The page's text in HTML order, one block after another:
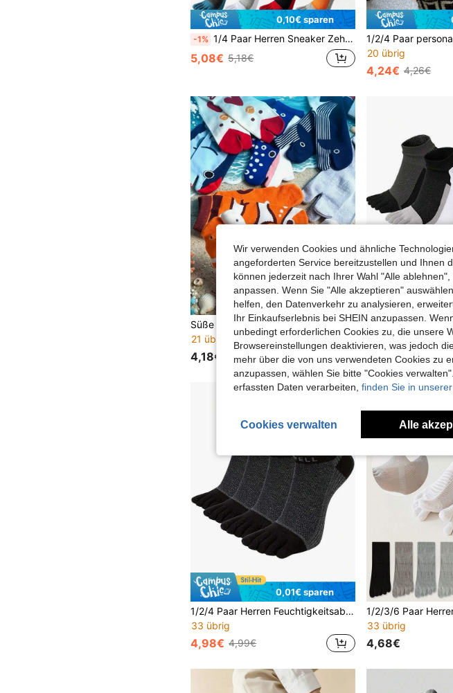
0,10€ sparen
-1% 1/4 Paar Herren Sneaker Zehensocken, unsichtbare Zehentrennungssocken für Sport, geeignet für Alltag oder Sport, Herbst
5,08€ 5,18€
20 übrig
4,24€ 4,26€
Süße Cartoon Ozean Tier Split-Zehen Tabi Socken (Weich & Atmungsaktiv, 2-Zehen Crew Socken, geeignet für Männer & Frauen), Lustiges Fisch/Wal Muster Lässige Kreative Socken
21 übrig
4,18€
4,92€ 4,95€
0,01€ sparen
1/2/4 Paar Herren Feuchtigkeitsableitende, geruchshemmende dicke Crew Fünf-Zehen-Socken, geeignet für Frühling, Herbst, Winter, Sport, Paar
33 übrig
4,98€ 4,99€
33 übrig
4,68€
Wir verwenden Cookies und ähnliche
angeforderten Service bereitzustellen und Ihnen
können jederzeit nach Ihrer Wahl "Alle
anpassen. Wenn Sie "Alle akzeptieren"
helfen, den Datenverkehr zu analysieren,
Ihr Einkaufserlebnis bei SHEIN anzupassen.
unbedingt erforderlichen Cookies zu, die unsere
Browsereinstellungen deaktivieren, was jedoch
mehr über die von uns verwendeten Cookies zu
anzupassen, wählen Sie bitte "Cookies
erfassten Daten verarbeiten, finden Sie in
Cookies verwalten Alle